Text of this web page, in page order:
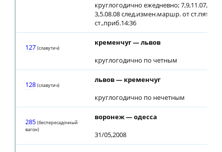
круглогодично ежедневно; 7,9,11.07,
3,5.08.08 след.измен.маршр. от
ст.,приб.14:36
127 (славутич)
кременчуг — львов
круглогодично по четным
128 (славутич)
львов — кременчуг
круглогодично по нечетным
285 (беспересадочный
вагон)
воронеж — одесса
31/05,2008